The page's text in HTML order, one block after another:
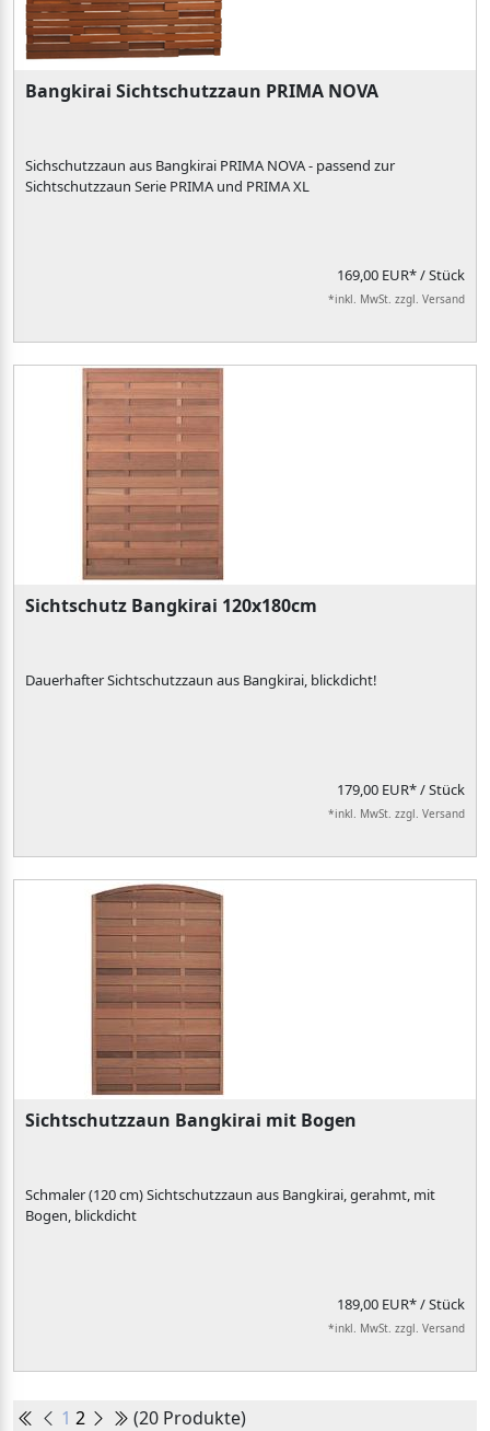
Bangkirai Sichtschutzzaun PRIMA NOVA
Sichschutzzaun aus Bangkirai PRIMA NOVA - passend zur
Sichtschutzzaun Serie PRIMA und PRIMA XL
169,00 EUR*/ Stück
*inkl. MwSt. zzgl. Versand
Sichtschutz Bangkirai 120x180cm
Dauerhafter Sichtschutzzaun aus Bangkirai, blickdicht!
179,00 EUR*/ Stück
*inkl. MwSt. zzgl. Versand
Sichtschutzzaun Bangkirai mit Bogen
Schmaler (120 cm) Sichtschutzzaun aus Bangkirai, gerahmt, mit
Bogen, blickdicht
189,00 EUR*/ Stück
*inkl. MwSt. zzgl. Versand
1 2 (20 Produkte)